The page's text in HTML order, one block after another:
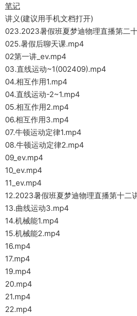
笔记
讲义(建议用手机文档打开)
023.2023暑假班夏梦迪物理直播第二
025.暑假后聊天课.mp4
02第一讲_ev.mp4
03.直线运动~1(002409).mp4
04.相互作用1.mp4
04.直线运动-2~1.mp4
05.相互作用2.mp4
06.相互作用3.mp4
07.牛顿运动定律1.mp4
08.牛顿运动定律2.mp4
09_ev.mp4
10_ev.mp4
11_ev.mp4
12.2023暑假班夏梦迪物理直播第十二
13.曲线运动3.mp4
14.机械能1.mp4
15.机械能2.mp4
16.mp4
17.mp4
19.mp4
20.mp4
21.mp4
22.mp4